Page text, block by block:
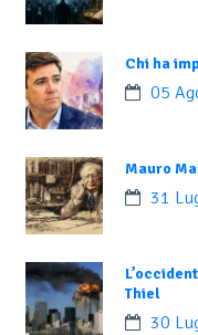
Chi ha
05
Mauro
31
Thiel
30